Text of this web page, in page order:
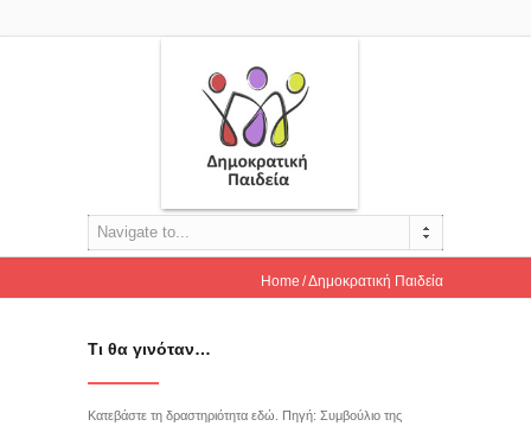
Navigate to...
Home Δημοκρατική Παιδεία
Τι θα γινόταν…
Κατεβάστε τη δραστηριότητα εδώ. Πηγή: Συμβούλιο της